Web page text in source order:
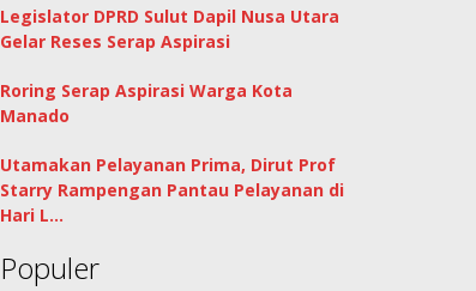
Legislator DPRD Sulut Dapil Nusa Utara
Gelar Reses Serap Aspirasi
Roring Serap Aspirasi Warga Kota
Manado
Utamakan Pelayanan Prima, Dirut Prof
Starry Rampengan Pantau Pelayanan di
Hari L…
Populer